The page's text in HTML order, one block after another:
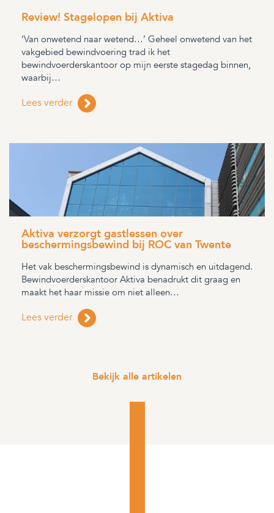
Review! Stagelopen bij Aktiva
‘Van onwetend naar wetend…’ Geheel onwetend van het
vakgebied bewindvoering trad ik het
bewindvoerderskantoor op mijn eerste stagedag binnen,
waarbij…
Lees verder
Aktiva verzorgt gastlessen over
beschermingsbewind bij ROC van Twente
Het vak beschermingsbewind is dynamisch en uitdagend.
Bewindvoerderskantoor Aktiva benadrukt dit graag en
maakt het haar missie om niet alleen…
Lees verder
Bekijk alle artikelen